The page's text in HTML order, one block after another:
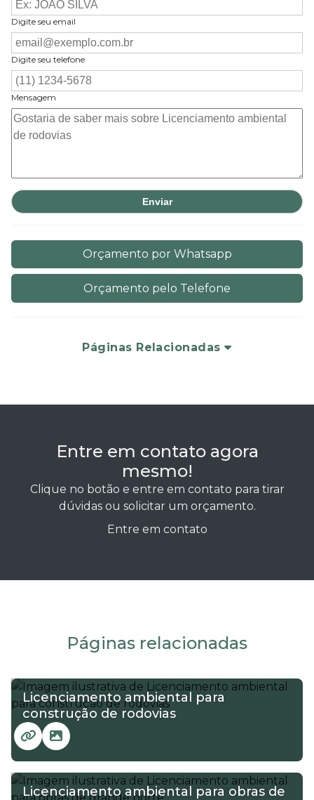
Digite seu email
Digite seu telefone
Mensagem
Orçamento por Whatsapp
Orçamento pelo Telefone
Páginas Relacionadas
Entre em contato agora
mesmo!
Clique no botão e entre em contato para tirar
dúvidas ou solicitar um orçamento.
Entre em contato
Páginas relacionadas
Licenciamento ambiental para
construção de rodovias
Licenciamento ambiental para obras de